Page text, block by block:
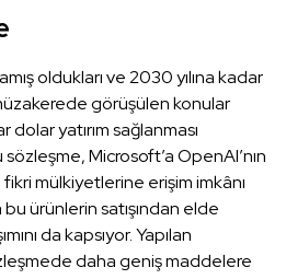
oldukları ve 2030 yılına kadar
görüşülen konular
dolar yatırım sağlanması
sözleşme, Microsoft’a OpenAI’nın
mülkiyetlerine erişim imkânı
ürünlerin satışından elde
da kapsıyor. Yapılan
daha geniş maddelere